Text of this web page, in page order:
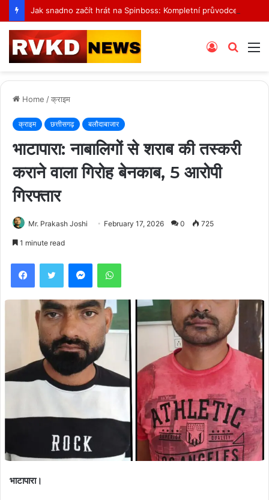
Search
Log
Home /क्राइम
क्राइम छत्तीसगढ़ बलौदाबाजार
भाटापारा: नाबालिगों से शराब की तस्करी
कराने वाला गिरोह बेनकाब, 5 आरोपी
गिरफ्तार
Mr. Prakash Joshi February 17, 2026 0 725
1 minute read
FacebookTwitter MessengerWhatsApp
भाटापारा।